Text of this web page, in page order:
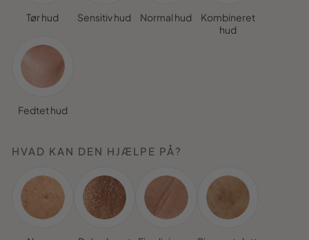
Tør hud Sensitiv hud Normal hud
Kombineret
hud
Fedtet hud
HVAD KAN DEN HJÆLPE PÅ?